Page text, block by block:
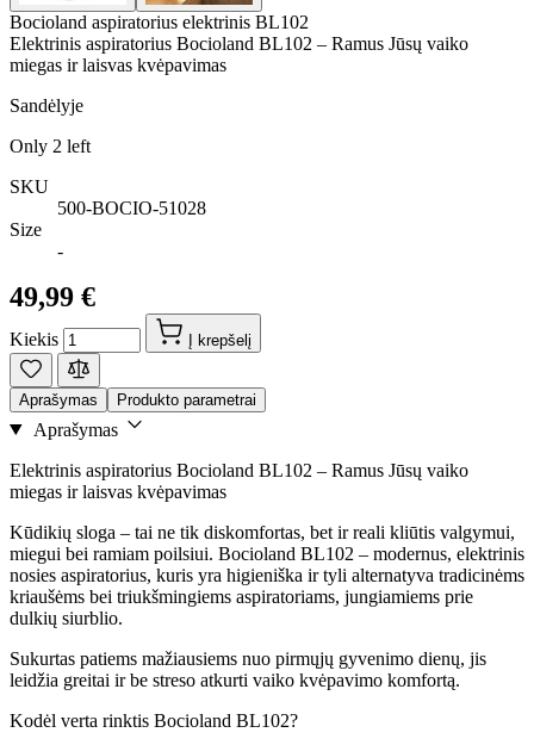
Bocioland aspiratorius elektrinis BL102
Elektrinis aspiratorius Bocioland BL102 – Ramus Jūsų vaiko
miegas ir laisvas kvėpavimas
Sandėlyje
Only 2 left
SKU
500-BOCIO-51028
Size
-
49,99 €
Kiekis Į krepšelį
Aprašymas Produkto parametrai
Aprašymas
Elektrinis aspiratorius Bocioland BL102 – Ramus Jūsų vaiko
miegas ir laisvas kvėpavimas
Kūdikių sloga – tai ne tik diskomfortas, bet ir reali kliūtis valgymui,
miegui bei ramiam poilsiui. Bocioland BL102 – modernus, elektrinis
nosies aspiratorius, kuris yra higieniška ir tyli alternatyva tradicinėms
kriaušėms bei triukšmingiems aspiratoriams, jungiamiems prie
dulkių siurblio.
Sukurtas patiems mažiausiems nuo pirmųjų gyvenimo dienų, jis
leidžia greitai ir be streso atkurti vaiko kvėpavimo komfortą.
Kodėl verta rinktis Bocioland BL102?